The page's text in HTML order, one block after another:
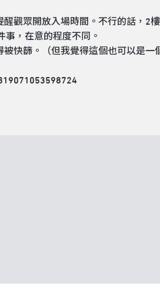
觀眾開放入場時間。不行的話，2
事，在意的程度不同。
快篩。（但我覺得這個也可以是一